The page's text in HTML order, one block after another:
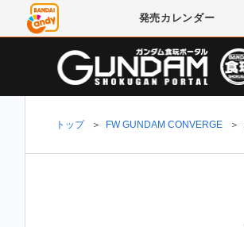
発売カレンダー
トップ ＞ FW GUNDAM CONVERGE ＞